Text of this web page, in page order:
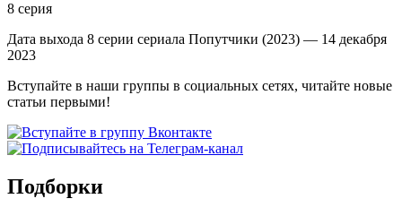
8 серия
Дата выхода 8 серии сериала Попутчики (2023) — 14 декабря
2023
Вступайте в наши группы в социальных сетях, читайте новые
статьи первыми!
Подборки